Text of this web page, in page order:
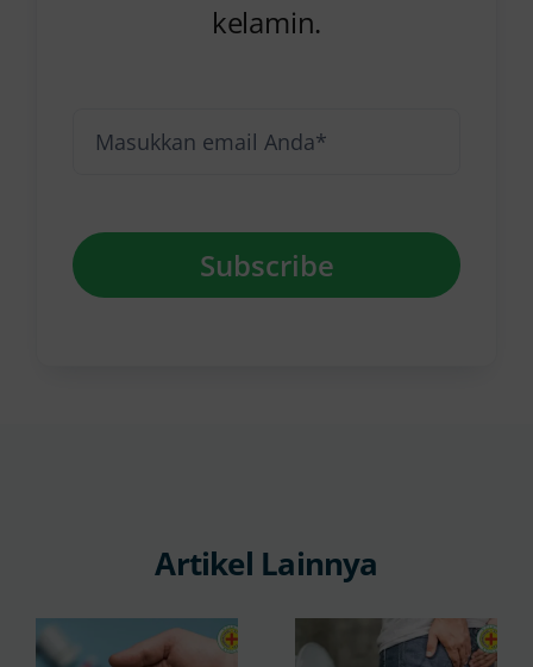
kelamin.
Subscribe
Artikel Lainnya